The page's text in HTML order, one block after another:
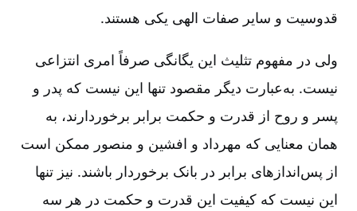
قدوسیت و سایر صفات الهی یکی هستند.
ولی در مفهوم تثلیث این یگانگی صرفاً امری انتزاعی
نیست. به‌‌عبارت دیگر مقصود تنها این نیست که پدر و
پسر و روح از قدرت و حکمت برابر برخوردارند، به
همان معنایی که مهرداد و افشین و منصور ممکن است
از پس‌اندازهای برابر در بانک برخوردار باشند. نیز تنها
این نیست که کیفیت این قدرت و حکمت در هر سه